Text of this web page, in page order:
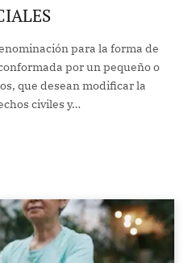
para la forma de
por un pequeño o
que desean modificar la
civiles y…